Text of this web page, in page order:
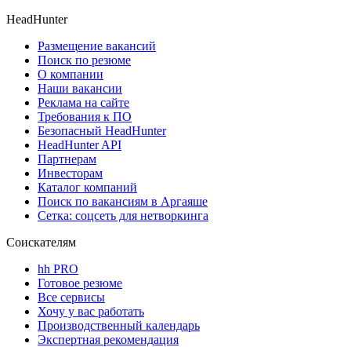
HeadHunter
Размещение вакансий
Поиск по резюме
О компании
Наши вакансии
Реклама на сайте
Требования к ПО
Безопасный HeadHunter
HeadHunter API
Партнерам
Инвесторам
Каталог компаний
Поиск по вакансиям в Аргаяше
Сетка: соцсеть для нетворкинга
Соискателям
hh PRO
Готовое резюме
Все сервисы
Хочу у вас работать
Производственный календарь
Экспертная рекомендация